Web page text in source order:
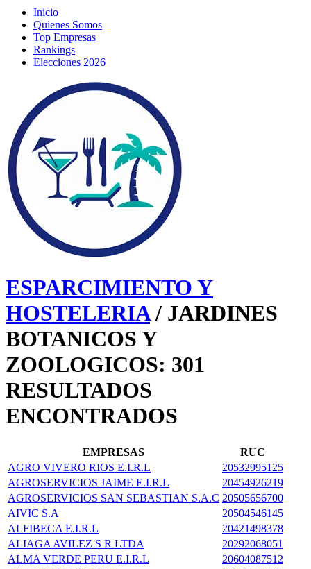
Inicio
Quienes Somos
Top Empresas
Rankings
Elecciones 2026
ESPARCIMIENTO Y
HOSTELERIA/ JARDINES
BOTANICOS Y
ZOOLOGICOS: 301
RESULTADOS
ENCONTRADOS
EMPRESAS
RUC
AGRO VIVERO RIOS E.I.R.L
20532995125
AGROSERVICIOS JAIME E.I.R.L
20454926219
AGROSERVICIOS SAN SEBASTIAN S.A.C 20505656700
AIVIC S.A
20504546145
ALFIBECA E.I.R.L
20421498378
ALIAGA AVILEZ S R LTDA
20292068051
ALMA VERDE PERU E.I.R.L
20604087512